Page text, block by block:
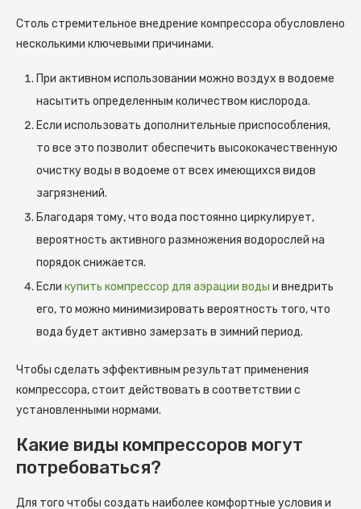
Столь стремительное внедрение компрессора обусловлено
несколькими ключевыми причинами.
При активном использовании можно воздух в водоеме
насытить определенным количеством кислорода.
Если использовать дополнительные приспособления,
то все это позволит обеспечить высококачественную
очистку воды в водоеме от всех имеющихся видов
загрязнений.
Благодаря тому, что вода постоянно циркулирует,
вероятность активного размножения водорослей на
порядок снижается.
Если купить компрессор для аэрации воды и внедрить
его, то можно минимизировать вероятность того, что
вода будет активно замерзать в зимний период.
Чтобы сделать эффективным результат применения
компрессора, стоит действовать в соответствии с
установленными нормами.
Какие виды компрессоров могут
потребоваться?
Для того чтобы создать наиболее комфортные условия и